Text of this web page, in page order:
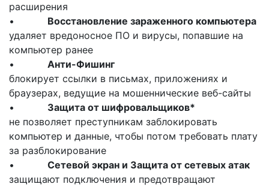
расширения
• Восстановление зараженного компьютера
удаляет вредоносное ПО и вирусы, попавшие на
компьютер ранее
• Анти-Фишинг
блокирует ссылки в письмах, приложениях и
браузерах, ведущие на мошеннические веб-сайты
• Защита от шифровальщиков*
не позволяет преступникам заблокировать
компьютер и данные, чтобы потом требовать плату
за разблокирование
• Сетевой экран и Защита от сетевых атак
защищают подключения и предотвращают